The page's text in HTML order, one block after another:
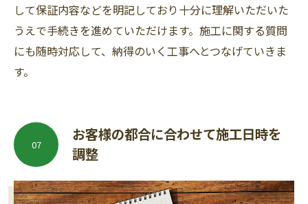
して保証内容などを明記しており十分に理解いただいた
うえで手続きを進めていただけます。施工に関する質問
にも随時対応して、納得のいく工事へとつなげていきま
す。
お客様の都合に合わせて施工日時を
調整
07